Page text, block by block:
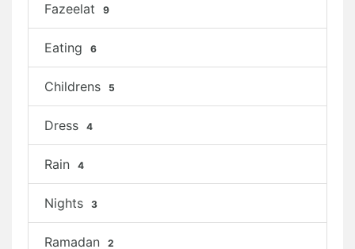
Fazeelat 9
Eating 6
Childrens 5
Dress 4
Rain 4
Nights 3
Ramadan 2